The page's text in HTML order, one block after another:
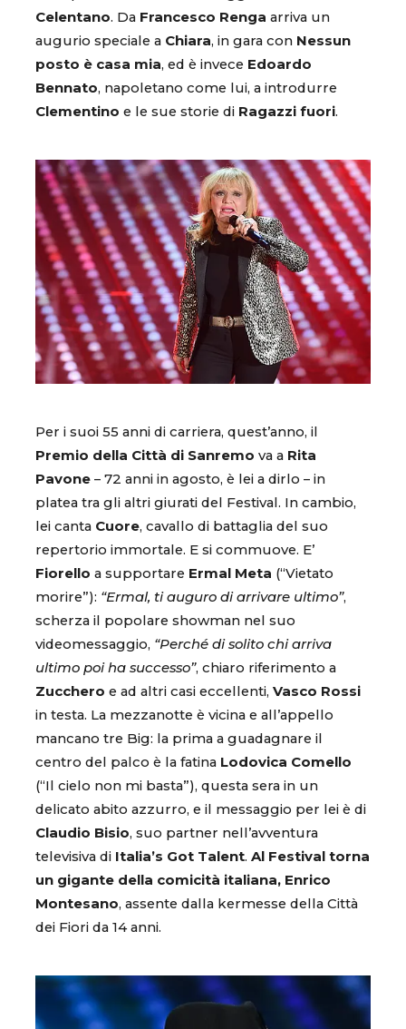
Celentano. Da Francesco Renga arriva un
augurio speciale a Chiara, in gara con Nessun
posto è casa mia, ed è invece Edoardo
Bennato, napoletano come lui, a introdurre
Clementino e le sue storie di Ragazzi fuori.
Per i suoi 55 anni di carriera, quest’anno, il
Premio della Città di Sanremo va a Rita
Pavone – 72 anni in agosto, è lei a dirlo – in
platea tra gli altri giurati del Festival. In cambio,
lei canta Cuore, cavallo di battaglia del suo
repertorio immortale. E si commuove. E’
Fiorello a supportare Ermal Meta (“Vietato
morire”): “Ermal, ti auguro di arrivare ultimo”,
scherza il popolare showman nel suo
videomessaggio, “Perché di solito chi arriva
ultimo poi ha successo”, chiaro riferimento a
Zucchero e ad altri casi eccellenti, Vasco Rossi
in testa. La mezzanotte è vicina e all’appello
mancano tre Big: la prima a guadagnare il
centro del palco è la fatina Lodovica Comello
(“Il cielo non mi basta”), questa sera in un
delicato abito azzurro, e il messaggio per lei è di
Claudio Bisio, suo partner nell’avventura
televisiva di Italia’s Got Talent. Al Festival torna
un gigante della comicità italiana, Enrico
Montesano, assente dalla kermesse della Città
dei Fiori da 14 anni.